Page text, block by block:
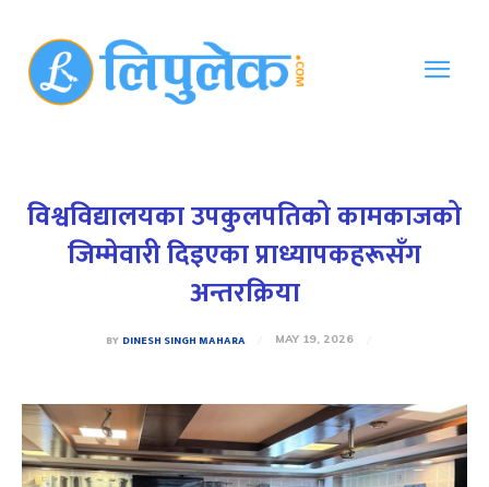
विश्वविद्यालयका उपकुलपतिको कामकाजको
जिम्मेवारी दिइएका प्राध्यापकहरूसँग
अन्तरक्रिया
BY DINESH SINGH MAHARA MAY 19, 2026